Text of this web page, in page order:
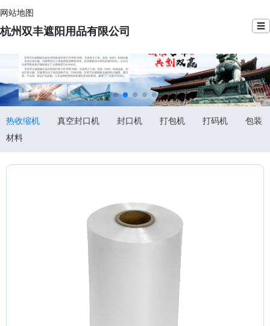
网站地图
杭州双丰遮阳用品有限公司 ☰
热收缩机 真空封口机 封口机 打包机 打码机
包装
材料